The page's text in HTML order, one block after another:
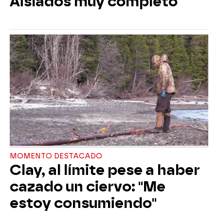
MOMENTO DESTACADO
Clay, al límite pese a haber
cazado un ciervo: "Me
estoy consumiendo"